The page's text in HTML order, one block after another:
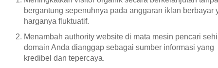
bergantung sepenuhnya pada anggaran iklan berbayar
harganya fluktuatif.
Menambah authority website di mata mesin pencari
domain Anda dianggap sebagai sumber informasi yang
kredibel dan tepercaya.